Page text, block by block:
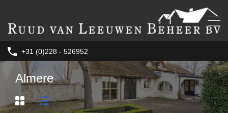
+31 (0)228 - 526952
Almere